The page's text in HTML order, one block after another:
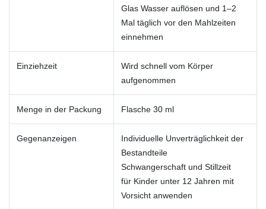
Glas Wasser auflösen und 1–2
Mal täglich vor den Mahlzeiten
einnehmen
Einziehzeit
Wird schnell vom Körper
aufgenommen
Menge in der Packung Flasche 30 ml
Gegenanzeigen
Individuelle Unverträglichkeit der
Bestandteile
Schwangerschaft und Stillzeit
für Kinder unter 12 Jahren mit
Vorsicht anwenden